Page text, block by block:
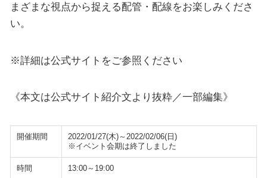
まざまな視点から捉える配管・配線をお楽しみくださ
い。
※詳細は公式サイトをご参照ください
《本文は公式サイト紹介文より抜粋／一部編集》
開催期間
2022/01/27(木)～2022/02/06(日)
※イベント会期は終了しました
時間 13:00～19:00